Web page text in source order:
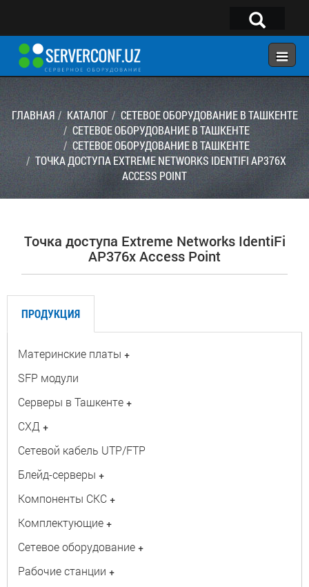
×
ГЛАВНАЯ
КОНФИГУРАТОР
КАТАЛОГ
УСЛУГИ
КОНТАКТЫ
Telegram:@serverconf_uz
Тел: (90) 932-18-00
ГЛАВНАЯ КАТАЛОГ
СЕТЕВОЕ ОБОРУДОВАНИЕ В ТАШКЕНТЕ
СЕТЕВОЕ ОБОРУДОВАНИЕ В ТАШКЕНТЕ
СЕТЕВОЕ ОБОРУДОВАНИЕ В ТАШКЕНТЕ
ТОЧКА ДОСТУПА EXTREME NETWORKS IDENTIFI AP376X
ACCESS POINT
Точка доступа Extreme Networks IdentiFi
AP376x Access Point
ПРОДУКЦИЯ
Материнские платы +
SFP модули
Серверы в Ташкенте +
СХД +
Сетевой кабель UTP/FTP
Блейд-серверы +
Компоненты СКС +
Комплектующие +
Сетевое оборудование +
Рабочие станции +